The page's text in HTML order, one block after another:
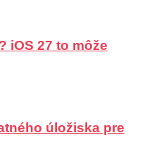
iOS 27 to môže
úložiska pre